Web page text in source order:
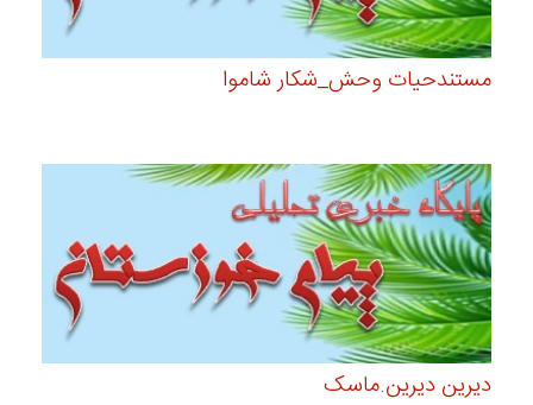
مستندحیات وحش_شکار شاموا
دیرین دیرین.ماسک